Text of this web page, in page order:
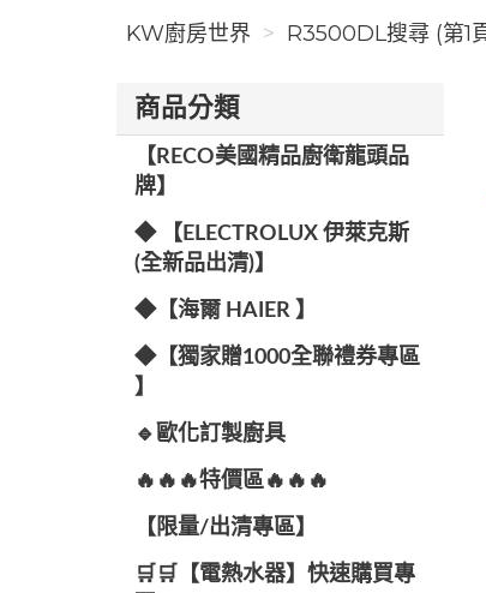
KW廚房世界 R3500DL搜尋 (第1
商品分類
【RECO美國精品廚衛龍頭品
牌】
◆ 【ELECTROLUX 伊萊克斯
(全新品出清)】
◆【海爾 HAIER 】
◆【獨家贈1000全聯禮券專區
】
🔹歐化訂製廚具
🔥🔥🔥特價區🔥🔥🔥
【限量/出清專區】
🛒🛒【電熱水器】快速購買專